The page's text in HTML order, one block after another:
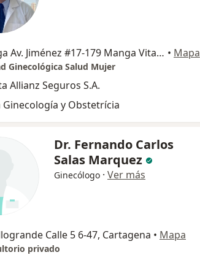
Manga Av. Jiménez #17-179 Manga Vital, Cartagena • Mapa
Ginecológica Salud Mujer
Allianz Seguros S.A.
Ginecología y Obstetrícia
Dr. Fernando Carlos
Salas Marquez
Ginecólogo · Ver más
Calle 5 6-47, Cartagena • Mapa
privado